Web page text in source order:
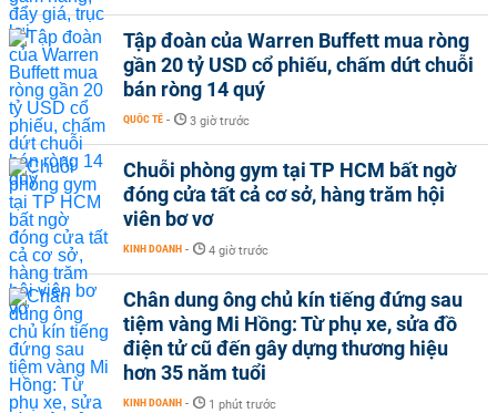
Tập đoàn của Warren Buffett mua ròng
gần 20 tỷ USD cổ phiếu, chấm dứt chuỗi
bán ròng 14 quý
QUỐC TẾ - 3 giờ trước
Chuỗi phòng gym tại TP HCM bất ngờ
đóng cửa tất cả cơ sở, hàng trăm hội
viên bơ vơ
KINH DOANH - 4 giờ trước
Chân dung ông chủ kín tiếng đứng sau
tiệm vàng Mi Hồng: Từ phụ xe, sửa đồ
điện tử cũ đến gây dựng thương hiệu
hơn 35 năm tuổi
KINH DOANH - 1 phút trước